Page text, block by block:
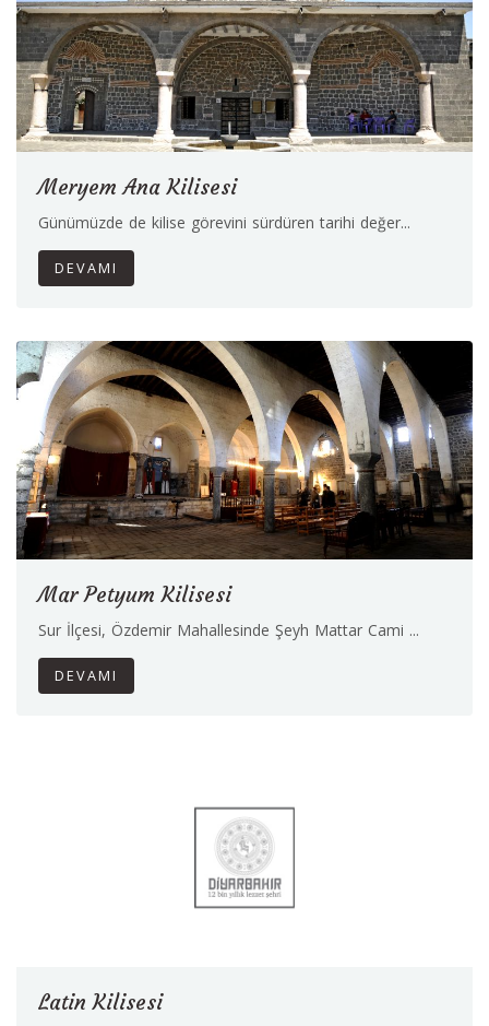
Meryem Ana Kilisesi
Günümüzde de kilise görevini sürdüren tarihi değer...
DEVAMI
Mar Petyum Kilisesi
Sur İlçesi, Özdemir Mahallesinde Şeyh Mattar Cami ...
DEVAMI
Latin Kilisesi